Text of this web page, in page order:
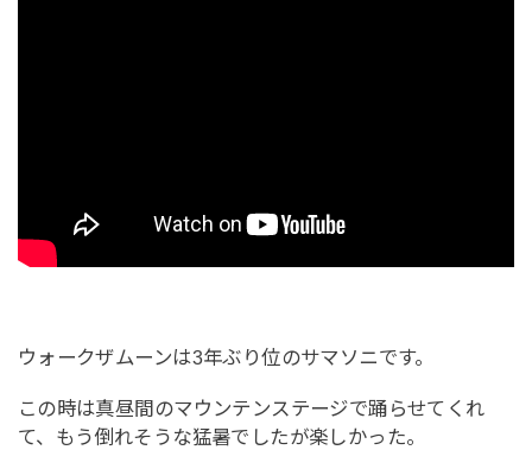
ウォークザムーンは3年ぶり位のサマソニです。
この時は真昼間のマウンテンステージで踊らせてくれ
て、もう倒れそうな猛暑でしたが楽しかった。